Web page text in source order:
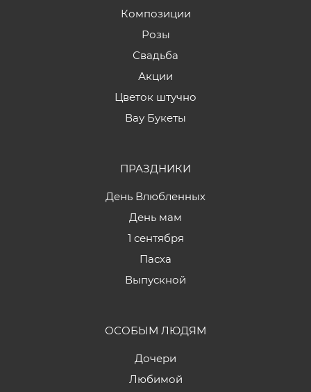
Композиции
Розы
Свадьба
Акции
Цветок штучно
Вау Букеты
ПРАЗДНИКИ
День Влюбленных
День мам
1 сентября
Пасха
Выпускной
ОСОБЫМ ЛЮДЯМ
Дочери
Любимой